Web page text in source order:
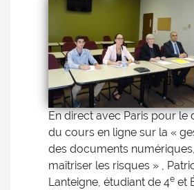
En direct avec Paris pour le
du cours en ligne sur la «
des documents numériques,
maîtriser les risques » ,
Lanteigne, étudiant de 4e et